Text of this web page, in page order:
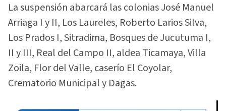
La suspensión abarcará las colonias José Manuel
Arriaga I y II, Los Laureles, Roberto Larios Silva,
Los Prados I, Sitradima, Bosques de Jucutuma I,
II y III, Real del Campo II, aldea Ticamaya, Villa
Zoila, Flor del Valle, caserío El Coyolar,
Crematorio Municipal y Dagas.